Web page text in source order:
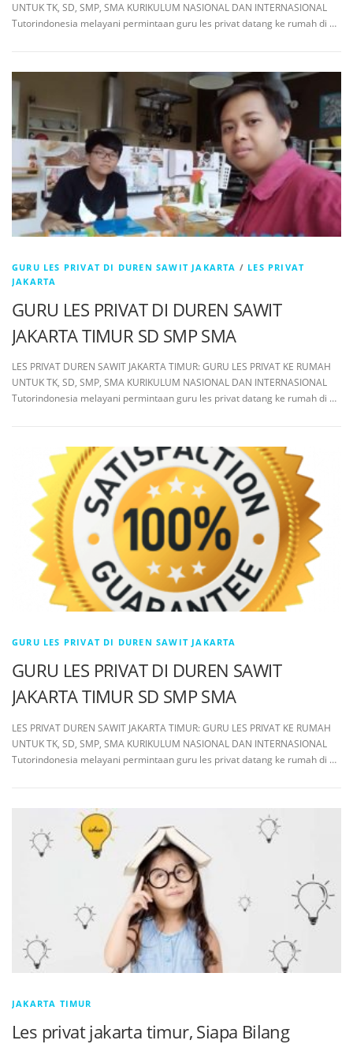
UNTUK TK, SD, SMP, SMA KURIKULUM NASIONAL DAN INTERNASIONAL
Tutorindonesia melayani permintaan guru les privat datang ke rumah di …
GURU LES PRIVAT DI DUREN SAWIT JAKARTA / LES PRIVAT
JAKARTA
GURU LES PRIVAT DI DUREN SAWIT
JAKARTA TIMUR SD SMP SMA
LES PRIVAT DUREN SAWIT JAKARTA TIMUR: GURU LES PRIVAT KE RUMAH
UNTUK TK, SD, SMP, SMA KURIKULUM NASIONAL DAN INTERNASIONAL
Tutorindonesia melayani permintaan guru les privat datang ke rumah di …
GURU LES PRIVAT DI DUREN SAWIT JAKARTA
GURU LES PRIVAT DI DUREN SAWIT
JAKARTA TIMUR SD SMP SMA
LES PRIVAT DUREN SAWIT JAKARTA TIMUR: GURU LES PRIVAT KE RUMAH
UNTUK TK, SD, SMP, SMA KURIKULUM NASIONAL DAN INTERNASIONAL
Tutorindonesia melayani permintaan guru les privat datang ke rumah di …
JAKARTA TIMUR
Les privat jakarta timur, Siapa Bilang